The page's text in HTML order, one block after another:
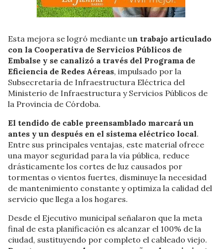
Esta mejora se logró mediante un trabajo articulado
con la Cooperativa de Servicios Públicos de
Embalse y se canalizó a través del Programa de
Eficiencia de Redes Aéreas, impulsado por la
Subsecretaría de Infraestructura Eléctrica del
Ministerio de Infraestructura y Servicios Públicos de
la Provincia de Córdoba.
El tendido de cable preensamblado marcará un
antes y un después en el sistema eléctrico local.
Entre sus principales ventajas, este material ofrece
una mayor seguridad para la vía pública, reduce
drásticamente los cortes de luz causados por
tormentas o vientos fuertes, disminuye la necesidad
de mantenimiento constante y optimiza la calidad del
servicio que llega a los hogares.
Desde el Ejecutivo municipal señalaron que la meta
final de esta planificación es alcanzar el 100% de la
ciudad, sustituyendo por completo el cableado viejo.